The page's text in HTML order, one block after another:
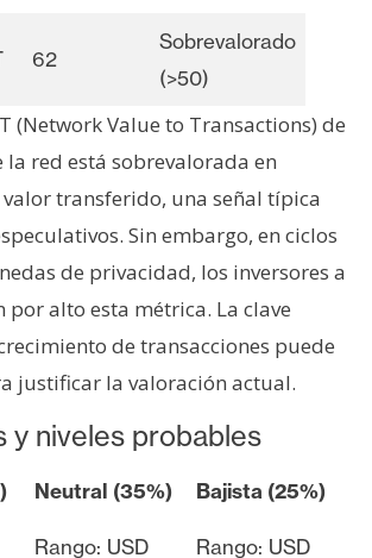
62
Sobrevalorado
(>50)
(Network Value to Transactions) de
la red está sobrevalorada en
transferido, una señal típica
Sin embargo, en ciclos
de privacidad, los inversores a
por alto esta métrica. La clave
de transacciones puede
justificar la valoración actual.
y niveles probables
Neutral (35%) Bajista (25%)
Rango: USD Rango: USD